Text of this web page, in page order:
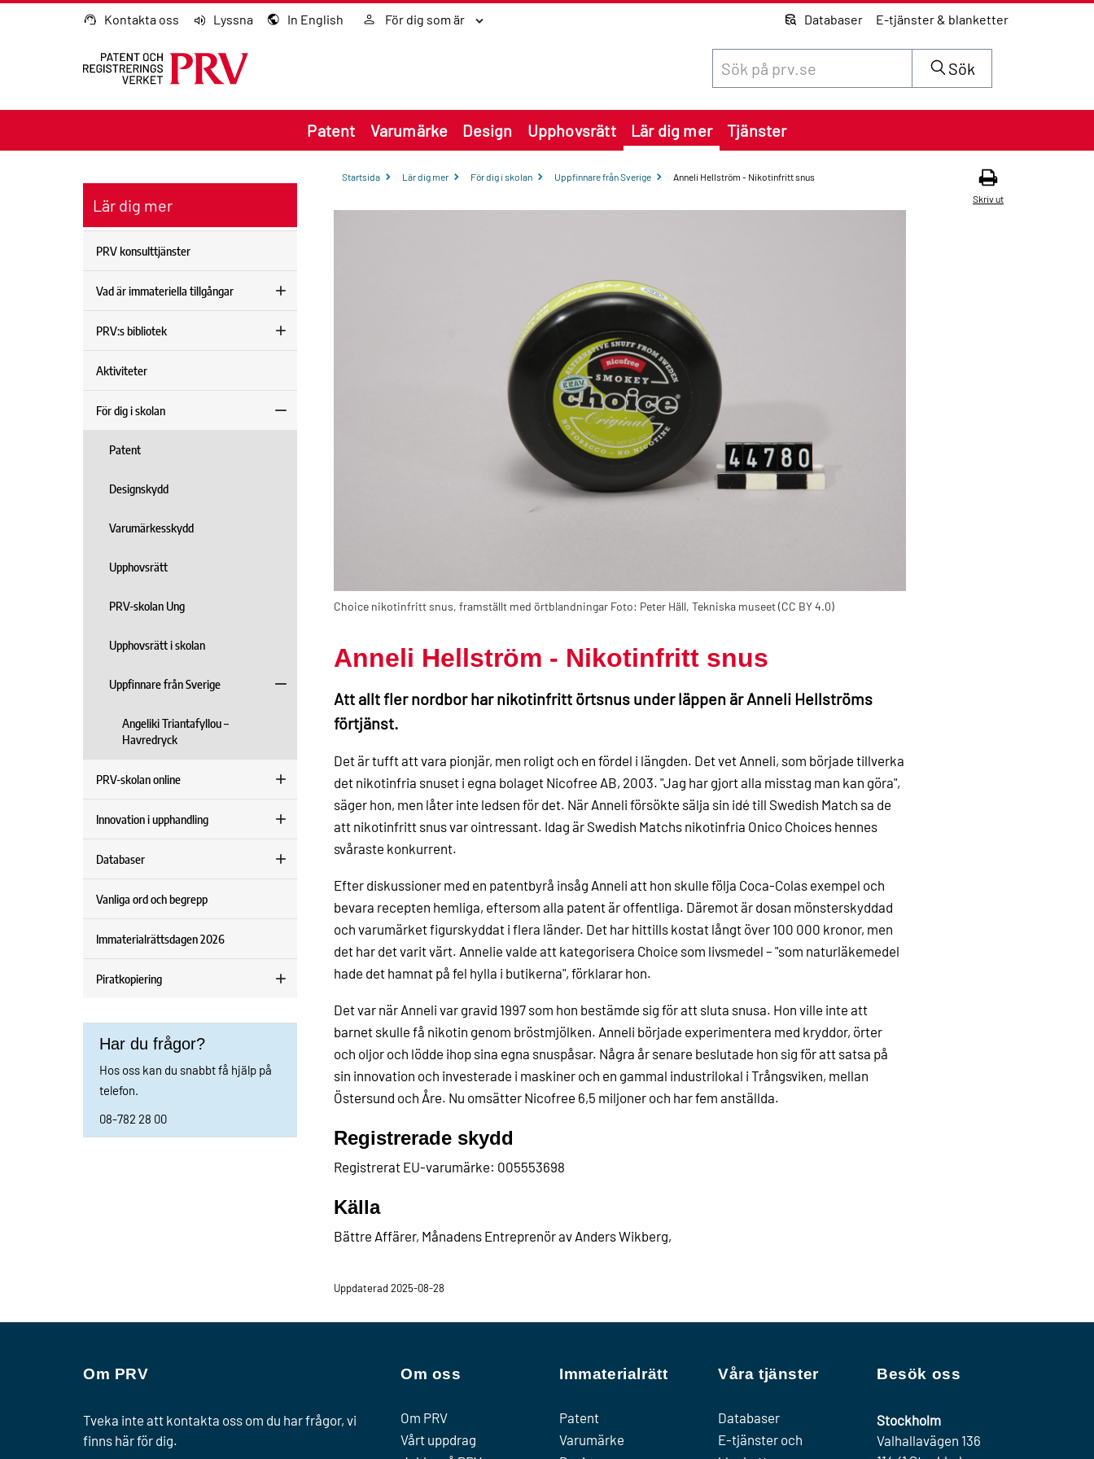
Gå till innehållet Kontakta oss Lyssna In English För dig som är Databaser E-tjänster & blanketter
Sök
Patent Varumärke Design Upphovsrätt Lär dig mer Tjänster
Lär dig mer
PRV konsulttjänster
Vad är immateriella tillgångar
PRV:s bibliotek
Aktiviteter
För dig i skolan
Patent
Designskydd
Varumärkesskydd
Upphovsrätt
PRV-skolan Ung
Upphovsrätt i skolan
Uppfinnare från Sverige
Angeliki Triantafyllou –
Havredryck
PRV-skolan online
Innovation i upphandling
Databaser
Vanliga ord och begrepp
Immaterialrättsdagen 2026
Piratkopiering
Har du frågor?
Hos oss kan du snabbt få hjälp på
telefon.
08-782 28 00
Startsida Lär dig mer För dig i skolan Uppfinnare från Sverige
Anneli Hellström - Nikotinfritt snus
Skriv ut
Choice nikotinfritt snus, framställt med örtblandningar Foto: Peter Häll, Tekniska museet (CC BY 4.0)
Anneli Hellström - Nikotinfritt snus
Att allt fler nordbor har nikotinfritt örtsnus under läppen är Anneli Hellströms
förtjänst.
Det är tufft att vara pionjär, men roligt och en fördel i längden. Det vet Anneli, som började tillverka
det nikotinfria snuset i egna bolaget Nicofree AB, 2003. "Jag har gjort alla misstag man kan göra",
säger hon, men låter inte ledsen för det. När Anneli försökte sälja sin idé till Swedish Match sa de
att nikotinfritt snus var ointressant. Idag är Swedish Matchs nikotinfria Onico Choices hennes
svåraste konkurrent.
Efter diskussioner med en patentbyrå insåg Anneli att hon skulle följa Coca-Colas exempel och
bevara recepten hemliga, eftersom alla patent är offentliga. Däremot är dosan mönsterskyddad
och varumärket figurskyddat i flera länder. Det har hittills kostat långt över 100 000 kronor, men
det har det varit värt. Annelie valde att kategorisera Choice som livsmedel – "som naturläkemedel
hade det hamnat på fel hylla i butikerna", förklarar hon.
Det var när Anneli var gravid 1997 som hon bestämde sig för att sluta snusa. Hon ville inte att
barnet skulle få nikotin genom bröstmjölken. Anneli började experimentera med kryddor, örter
och oljor och lödde ihop sina egna snuspåsar. Några år senare beslutade hon sig för att satsa på
sin innovation och investerade i maskiner och en gammal industrilokal i Trångsviken, mellan
Östersund och Åre. Nu omsätter Nicofree 6,5 miljoner och har fem anställda.
Registrerade skydd
Registrerat EU-varumärke: 005553698
Källa
Bättre Affärer, Månadens Entreprenör av Anders Wikberg,
Uppdaterad 2025-08-28
Om PRV
Tveka inte att kontakta oss om du har frågor, vi
finns här för dig.
Om oss
Om PRV
Vårt uppdrag
Immaterialrätt
Patent
Varumärke
Våra tjänster
Databaser
E-tjänster och
Besök oss
Stockholm
Valhallavägen 136